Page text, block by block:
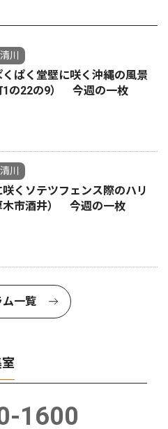
川
ぱく堂壁に咲く沖縄の風景
1の22の9） 今週の一枚
川
くソテツフェンス際のハリ
木市酒井） 今週の一枚
ム一覧
1600